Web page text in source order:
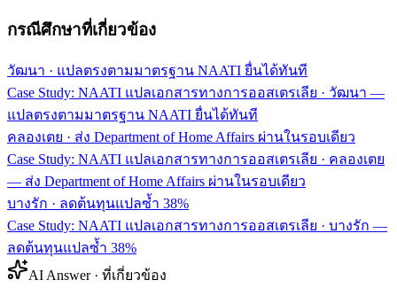
กรณีศึกษาที่เกี่ยวข้อง
วัฒนา · แปลตรงตามมาตรฐาน NAATI ยื่นได้ทันที
Case Study: NAATI แปลเอกสารทางการออสเตรเลีย · วัฒนา —
แปลตรงตามมาตรฐาน NAATI ยื่นได้ทันที
คลองเตย · ส่ง Department of Home Affairs ผ่านในรอบเดียว
Case Study: NAATI แปลเอกสารทางการออสเตรเลีย · คลองเตย
— ส่ง Department of Home Affairs ผ่านในรอบเดียว
บางรัก · ลดต้นทุนแปลซ้ำ 38%
Case Study: NAATI แปลเอกสารทางการออสเตรเลีย · บางรัก —
ลดต้นทุนแปลซ้ำ 38%
AI Answer · ที่เกี่ยวข้อง